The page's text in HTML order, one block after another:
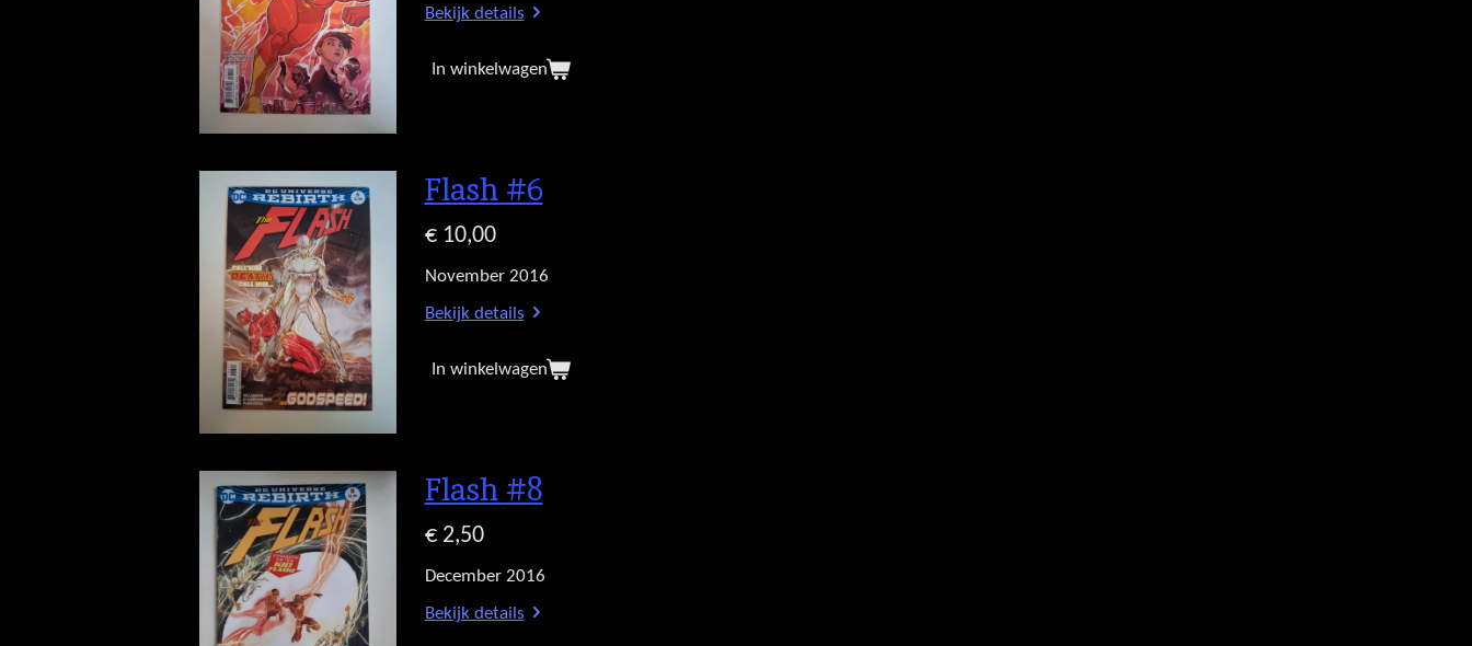
Bekijk details
In winkelwagen
Flash #6
€ 10,00
November 2016
Bekijk details
In winkelwagen
Flash #8
€ 2,50
December 2016
Bekijk details